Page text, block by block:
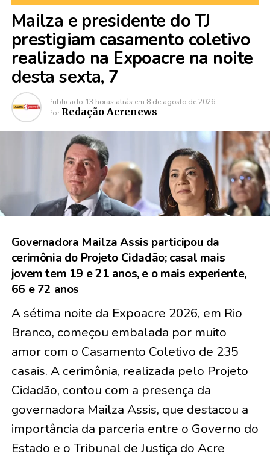
Mailza e presidente do TJ
prestigiam casamento coletivo
realizado na Expoacre na noite
desta sexta, 7
Publicado 13 horas atrás em 8 de agosto de 2026
Por Redação Acrenews
Governadora Mailza Assis participou da
cerimônia do Projeto Cidadão; casal mais
jovem tem 19 e 21 anos, e o mais experiente,
66 e 72 anos
A sétima noite da Expoacre 2026, em Rio
Branco, começou embalada por muito
amor com o Casamento Coletivo de 235
casais. A cerimônia, realizada pelo Projeto
Cidadão, contou com a presença da
governadora Mailza Assis, que destacou a
importância da parceria entre o Governo do
Estado e o Tribunal de Justiça do Acre